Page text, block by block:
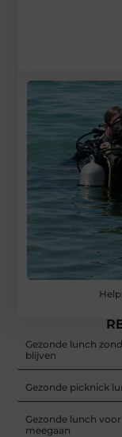
Gezonde lunch
blijven
Gezonde picknick
Gezonde lunch
meegaan